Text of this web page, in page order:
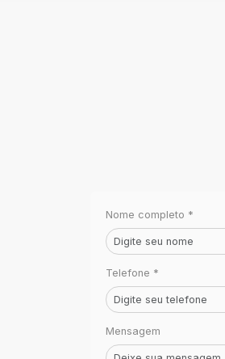
Nome completo *
Telefone *
Mensagem